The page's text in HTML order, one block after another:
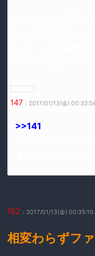
147 ：2017/01/13(金)
>>141
152 ：2017/01/13(金)
相変わらずフ